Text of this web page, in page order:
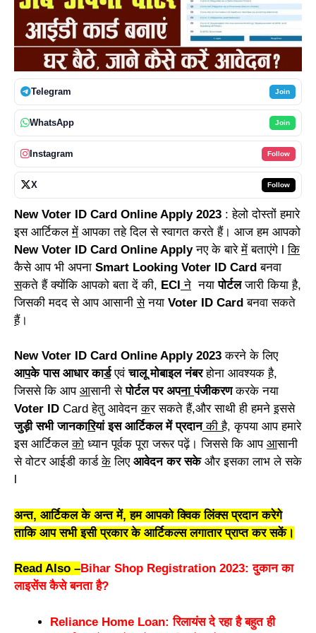
Telegram Join
WhatsApp Join
Instagram Follow
X Follow
New Voter ID Card Online Apply 2023 : हेलो दोस्तों हमारे
इस आर्टिकलमें आपका तहे दिल से स्वागत करते हैं। आज हम आपको
New Voter ID Card Online Applyनए के बारेमें बताएंगे lकि
कैसे आप भी अपना Smart Looking Voter ID Card बनवा
सकते हैं क्योंकि आपको बता दें की, ECI ने नयापोर्टलजारी कियाहै,
जिसकी मदद से आप आसानीसेनया Voter ID Card बनवा सकते
हैं।
New Voter ID Card Online Apply 2023 करने के लिए
आपके पास आधार कार्डएवंचालू मोबाइल नंबरहोना आवश्यकहै,
जिससे कि आप आसानी सेपोर्टल पर अपनापंजीकरणकरके नया
Voter ID Card हेतु आवेदनकर सकते हैं,और साथी ही हमनेइससे
जुड़ी सभी जानकारियां इस आर्टिकल में प्रदानकी है, कृपया आप हमारे
इस आर्टिकलको ध्यान पूर्वक पूरा जरूर पढ़ें। जिससे कि आप आसानी
से वोटर आईडी कार्डके लिए आवेदन कर सकेऔर इसका लाभ ले सके
अन्त, आर्टिकल के अन्त में, हम आपको क्विक लिंक्स प्रदान करेगे
ताकि आप सभी इसी प्रकार के आर्टिकल्स लगातार प्राप्त कर सकें।
Read Also –Bihar Shop Registration 2023: दुकान का
लाइसेंस कैसे बनता है?
Reliance Home Loan: रिलायंस दे रहा है बहुत ही